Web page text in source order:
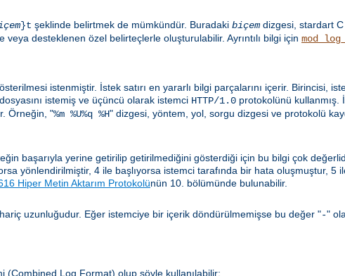
}t şeklinde belirtmek de mümkündür. Buradaki biçem dizgesi, stardart
veya desteklenen özel belirteçlerle oluşturulabilir. Ayrıntılı bilgi için
istenmiştir. İstek satırı en yararlı bilgi parçalarını içerir. Birincisi,
dosyasını istemiş ve üçüncü olarak istemci HTTP/1.0 protokolünü kullanmış.
Örneğin, "%m %U%q %H" dizgesi, yöntem, yol, sorgu dizgesi ve protokolü
başarıyla yerine getirilip getirilmediğini gösterdiği için bu bilgi çok
yönlendirilmiştir, 4 ile başlıyorsa istemci tarafında bir hata oluşmuştur, 5
Hiper Metin Aktarım Protokolünün 10. bölümünde bulunabilir.
uzunluğudur. Eğer istemciye bir içerik döndürülmemişse bu değer "-"
(Combined Log Format) olup şöyle kullanılabilir: